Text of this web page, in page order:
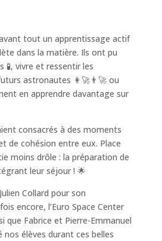
tout un apprentissage actif
dans la matière. Ils ont pu
🧪, vivre et ressentir les
astronautes 👩‍🚀👨‍🚀 ou
en apprendre davantage sur
consacrés à des moments
de cohésion entre eux. Place
moins drôle : la préparation de
leur séjour ! 🌟
Collard pour son
encore, l’Euro Space Center
que Fabrice et Pierre-Emmanuel
élèves durant ces belles